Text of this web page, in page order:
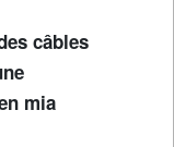
câbles
mia